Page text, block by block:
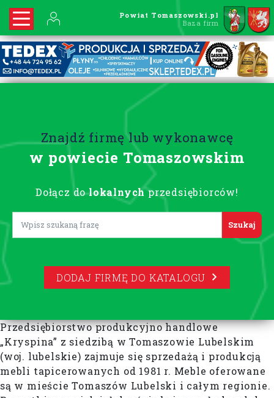
Powiat Tomaszowski.pl
Baza firm
Znajdź firmę lub wykonawcę
w powiecie Tomaszowskim
Dołącz dolokalnych przedsiębiorców!
Lorem ipsum
DODAJ FIRMĘ DO KATALOGU
Przedsiębiorstwo produkcyjno handlowe
„Kryspina” z siedzibą w Tomaszowie Lubelskim
(woj. lubelskie) zajmuje się sprzedażą i produkcją
mebli tapicerowanych od 1981 r. Meble oferowane
są w mieście Tomaszów Lubelski i całym regionie.